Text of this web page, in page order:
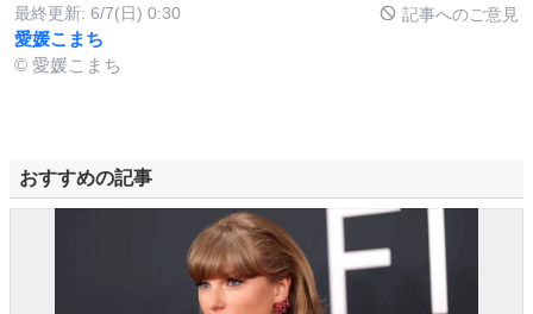
最終更新: 6/7(日) 0:30 記事へのご意見
愛媛こまち
© 愛媛こまち
おすすめの記事